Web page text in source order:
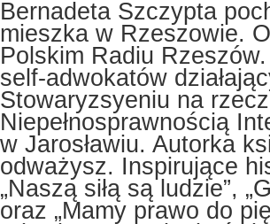
Bernadeta Szczypta
mieszka w Rzeszowie.
Polskim Radiu
self-adwokatów
Stowaryzsyeniu na
Niepełnosprawnością
w Jarosławiu. Autorka
odważysz. Inspirujące
„Naszą siłą są ludzie”,
oraz „Mamy prawo do